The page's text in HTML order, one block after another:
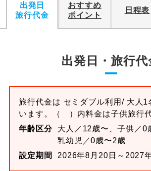
出発日
旅行代金
おすすめ
ポイント
日程表
出発日・旅行代
旅行代金は セミダブル利用/ 大人1
います。
（ ）内料金は子供旅行
年齢区分
大人／12歳〜、子供／0
乳幼児／0歳〜2歳
設定期間
2026年8月20日～2027